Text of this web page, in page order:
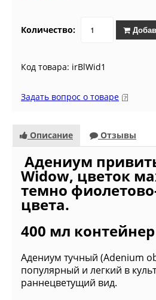
Количество:
Код товара: irBlWid1
Задать вопрос о товаре
Описание Отзывы
Адениум
Widow, цветок
темно
цвета.
400 мл контейнер
Адениум тучный (Adenium
популярный и легкий в
раннецветущий вид.